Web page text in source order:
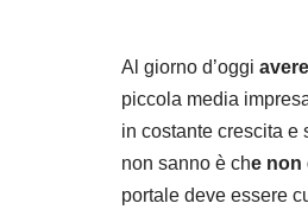
Al giorno d’oggi
piccola media
in costante crescita e
non sanno è che non
portale deve essere